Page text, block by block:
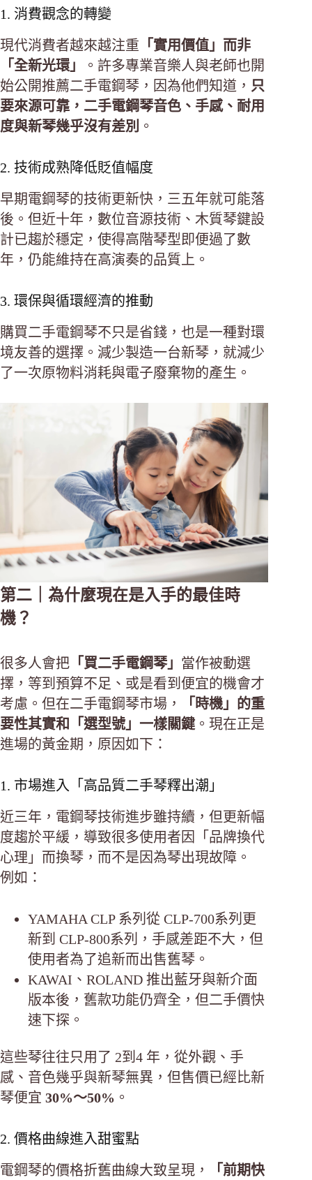
1. 消費觀念的轉變
現代消費者越來越注重 「實用價值」而非
「全新光環」
。許多專業音樂人與老師也開
始公開推薦二手電鋼琴，因為他們知道， 只
要來源可靠，二手電鋼琴音色、手感、耐用
度與新琴幾乎沒有差別 。
2. 技術成熟降低貶值幅度
早期電鋼琴的技術更新快，三五年就可能落
後。但近十年，數位音源技術、木質琴鍵設
計已趨於穩定，使得高階琴型即便過了數
年，仍能維持在高演奏的品質上。
3. 環保與循環經濟的推動
購買二手電鋼琴不只是省錢，也是一種對環
境友善的選擇。減少製造一台新琴，就減少
了一次原物料消耗與電子廢棄物的產生。
第二｜為什麼現在是入手的最佳時
機？
很多人會把 「買二手電鋼琴」 當作被動選
擇，等到預算不足、或是看到便宜的機會才
考慮。但在二手電鋼琴市場，
「時機」的重
要性其實和「選型號」一樣關鍵 。現在正是
進場的黃金期，原因如下：
1. 市場進入「高品質二手琴釋出潮」
近三年，電鋼琴技術進步雖持續，但更新幅
度趨於平緩，導致很多使用者因「品牌換代
心理」而換琴，而不是因為琴出現故障。
例如：
YAMAHA CLP 系列從 CLP-700系列更
新到 CLP-800系列，手感差距不大，但
使用者為了追新而出售舊琴。
KAWAI、ROLAND 推出藍牙與新介面
版本後，舊款功能仍齊全，但二手價快
速下探。
這些琴往往只用了 2到4 年，從外觀、手
感、音色幾乎與新琴無異，但售價已經比新
琴便宜 30%～50% 。
2. 價格曲線進入甜蜜點
電鋼琴的價格折舊曲線大致呈現， 「前期快